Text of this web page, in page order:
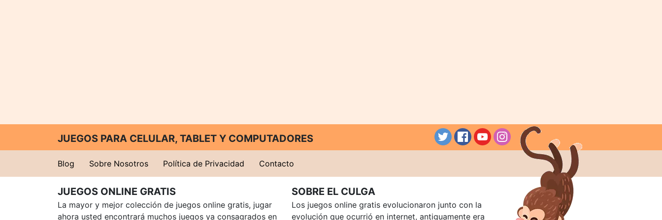
JUEGOS PARA CELULAR, TABLET Y COMPUTADORES
Blog Sobre Nosotros Política de Privacidad Contacto
JUEGOS ONLINE GRATIS
La mayor y mejor colección de juegos online gratis, jugar
ahora usted encontrará muchos juegos ya consagrados en
SOBRE EL CULGA
Los juegos online gratis evolucionaron junto con la
evolución que ocurrió en internet, antiguamente era